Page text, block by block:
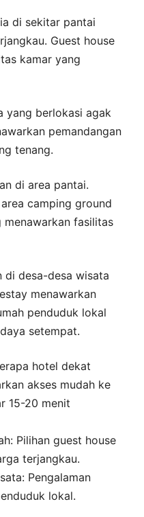
di sekitar pantai
Guest house
kamar yang
yang berlokasi agak
pemandangan
tenang.
di area pantai.
camping ground
fasilitas
di desa-desa wisata
menawarkan
penduduk lokal
setempat.
hotel dekat
akses mudah ke
15-20 menit
Pilihan guest house
terjangkau.
Pengalaman
lokal.